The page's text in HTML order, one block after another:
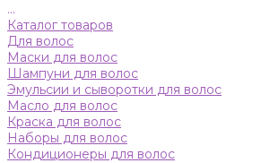
...
Каталог товаров
Для волос
Маски для волос
Шампуни для волос
Эмульсии и сыворотки для волос
Масло для волос
Краска для волос
Наборы для волос
Кондиционеры для волос